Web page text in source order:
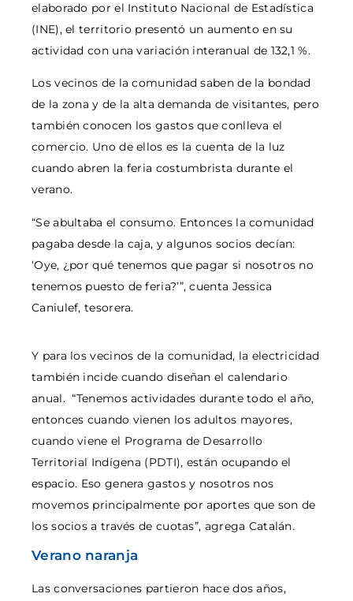
elaborado por el Instituto Nacional de Estadística
(INE), el territorio presentó un aumento en su
actividad con una variación interanual de 132,1 %.
Los vecinos de la comunidad saben de la bondad
de la zona y de la alta demanda de visitantes, pero
también conocen los gastos que conlleva el
comercio. Uno de ellos es la cuenta de la luz
cuando abren la feria costumbrista durante el
verano.
“Se abultaba el consumo. Entonces la comunidad
pagaba desde la caja, y algunos socios decían:
‘Oye, ¿por qué tenemos que pagar si nosotros no
tenemos puesto de feria?’”, cuenta Jessica
Caniulef, tesorera.
Y para los vecinos de la comunidad, la electricidad
también incide cuando diseñan el calendario
anual. “Tenemos actividades durante todo el año,
entonces cuando vienen los adultos mayores,
cuando viene el Programa de Desarrollo
Territorial Indígena (PDTI), están ocupando el
espacio. Eso genera gastos y nosotros nos
movemos principalmente por aportes que son de
los socios a través de cuotas”, agrega Catalán.
Verano naranja
Las conversaciones partieron hace dos años,